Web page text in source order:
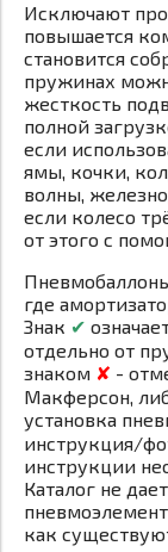
Исключают
повышается
становится
пружинах
жесткость
полной
если
ямы, кочки,
волны,
если колесо
от этого с
где
Знак ✔
отдельно от
знаком ✘ -
Макферсон,
установка
инструкция/
инструкции
Каталог не
как